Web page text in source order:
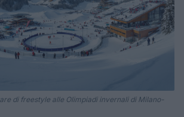
di freestyle alle Olimpiadi invernali di Milano-